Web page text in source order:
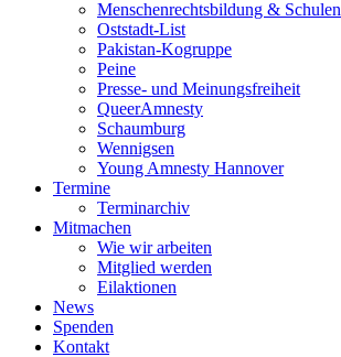
Menschenrechtsbildung & Schulen
Oststadt-List
Pakistan-Kogruppe
Peine
Presse- und Meinungsfreiheit
QueerAmnesty
Schaumburg
Wennigsen
Young Amnesty Hannover
Termine
Terminarchiv
Mitmachen
Wie wir arbeiten
Mitglied werden
Eilaktionen
News
Spenden
Kontakt